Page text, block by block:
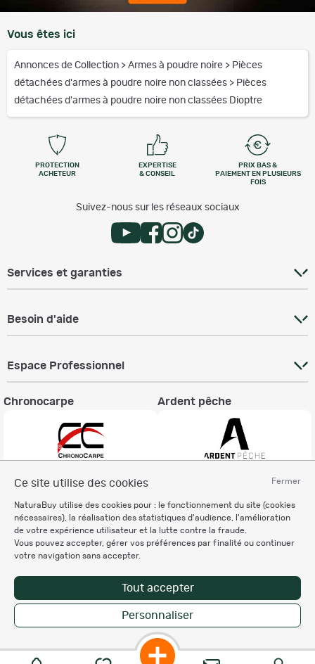
Fermer
Ce site utilise des cookies
NaturaBuy utilise des cookies pour : le fonctionnement du site (cookies
nécessaires), la réalisation des statistiques d'audience, l'amélioration
de votre expérience utilisateur et la lutte contre la fraude.
Vous pouvez accepter, gérer vos préférences par finalité ou continuer
votre navigation sans accepter.
Tout accepter
Personnaliser
Vous êtes ici
Annonces de Collection > Armes à poudre noire > Pièces
détachées d'armes à poudre noire non classées > Pièces
détachées d'armes à poudre noire non classées Dioptre
PROTECTION
ACHETEUR
EXPERTISE
& CONSEIL
PRIX BAS &
PAIEMENT EN PLUSIEURS
FOIS
Suivez-nous sur les réseaux sociaux
Services et garanties
Besoin d'aide
Espace Professionnel
Chronocarpe Ardent pêche
Charte éthique
Mentions légales
Règlement & Conditions d'utilisation
Politique de protection
des données personnelles
Personnalisation des cookies
Copyright © 2007-2026 NaturaBuy. Tous droits réservés. N°CNIL: 1239459.
Les marques commerciales mentionnées appartiennent à leurs propriétaires
respectifs in 0.084 s
Suggestions de recherche